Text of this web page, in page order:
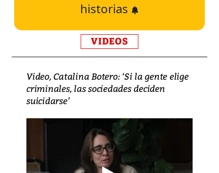
historias
VIDEOS
Video, Catalina Botero: ‘Si la gente elige
criminales, las sociedades deciden
suicidarse’